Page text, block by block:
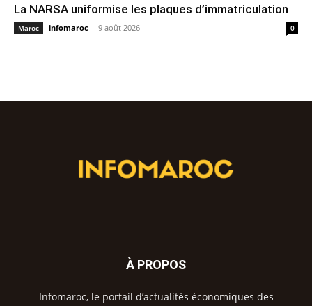
La NARSA uniformise les plaques d’immatriculation
Maroc infomaroc - 9 août 2026 0
À PROPOS
Infomaroc, le portail d’actualités économiques des